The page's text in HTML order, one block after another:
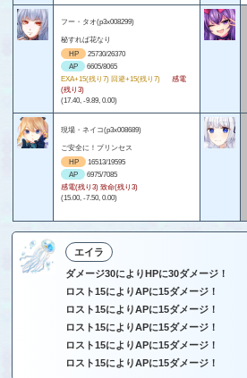
フー・タオ(p3x008299)
秘すれば花なり
HP
25730/26370
AP
6605/8065
EXA+15(残り7) 回避+15(残り7)
感電
(残り3)
(17.40, -9.89, 0.00)
現場・ネイコ(p3x008689)
ご安全に！プリンセス
HP
16513/19595
AP
6975/7085
感電(残り3) 致命(残り3)
(15.00, -7.50, 0.00)
エイラ
ダメージ30によりHPに30ダメージ！
ロスト15によりAPに15ダメージ！
ロスト15によりAPに15ダメージ！
ロスト15によりAPに15ダメージ！
ロスト15によりAPに15ダメージ！
ロスト15によりAPに15ダメージ！